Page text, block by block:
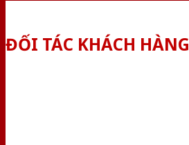
ĐỐI TÁC KHÁCH HÀNG